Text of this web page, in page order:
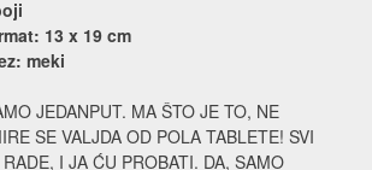
13 x 19 cm
meki
JEDANPUT. MA ŠTO JE TO, NE
SE VALJDA OD POLA TABLETE! SVI
I JA ĆU PROBATI. DA, SAMO